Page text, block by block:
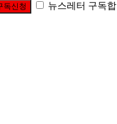
독신청 뉴스레터 구독